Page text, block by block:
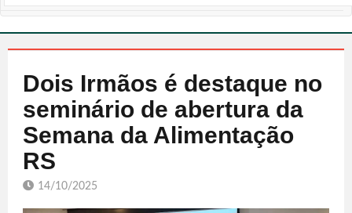
Dois Irmãos é destaque no
seminário de abertura da
Semana da Alimentação
RS
14/10/2025